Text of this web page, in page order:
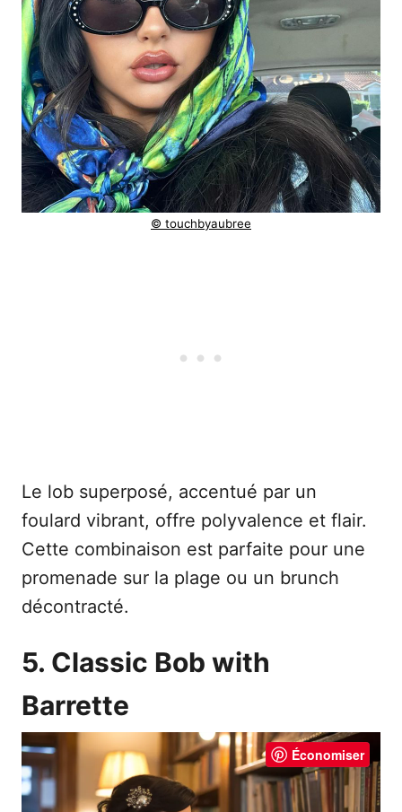
© touchbyaubree
Le lob superposé, accentué par un
foulard vibrant, offre polyvalence et flair.
Cette combinaison est parfaite pour une
promenade sur la plage ou un brunch
décontracté.
5. Classic Bob with
Barrette
Économiser